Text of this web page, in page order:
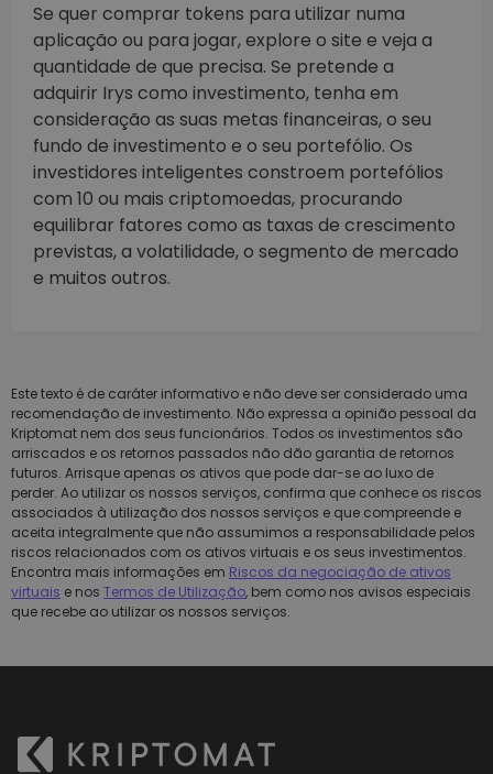
Se quer comprar tokens para utilizar numa
aplicação ou para jogar, explore o site e veja a
quantidade de que precisa. Se pretende a
adquirir Irys como investimento, tenha em
consideração as suas metas financeiras, o seu
fundo de investimento e o seu portefólio. Os
investidores inteligentes constroem portefólios
com 10 ou mais criptomoedas, procurando
equilibrar fatores como as taxas de crescimento
previstas, a volatilidade, o segmento de mercado
e muitos outros.
Este texto é de caráter informativo e não deve ser considerado uma
recomendação de investimento. Não expressa a opinião pessoal da
Kriptomat nem dos seus funcionários. Todos os investimentos são
arriscados e os retornos passados não dão garantia de retornos
futuros. Arrisque apenas os ativos que pode dar-se ao luxo de
perder. Ao utilizar os nossos serviços, confirma que conhece os riscos
associados à utilização dos nossos serviços e que compreende e
aceita integralmente que não assumimos a responsabilidade pelos
riscos relacionados com os ativos virtuais e os seus investimentos.
Encontra mais informações em Riscos da negociação de ativos
virtuais e nos Termos de Utilização, bem como nos avisos especiais
que recebe ao utilizar os nossos serviços.